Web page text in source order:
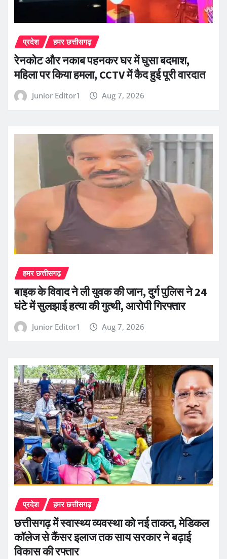
प्रदेश हमर छत्तीसगढ़
रेनकोट और नकाब पहनकर घर में घुसा बदमाश,
महिला पर किया हमला, CCTV में कैद हुई पूरी वारदात
Junior Editor1 Aug 7, 2026
हमर छत्तीसगढ़
बाइक के विवाद ने ली युवक की जान, दुर्ग पुलिस ने 24
घंटे में सुलझाई हत्या की गुत्थी, आरोपी गिरफ्तार
Junior Editor1 Aug 7, 2026
प्रदेश हमर छत्तीसगढ़
छत्तीसगढ़ में स्वास्थ्य व्यवस्था को नई ताकत, मेडिकल
कॉलेज से कैंसर इलाज तक साय सरकार ने बढ़ाई
विकास की रफ्तार